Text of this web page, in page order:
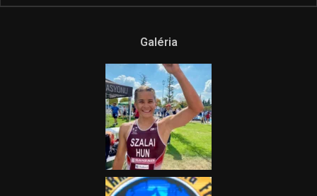
Galéria